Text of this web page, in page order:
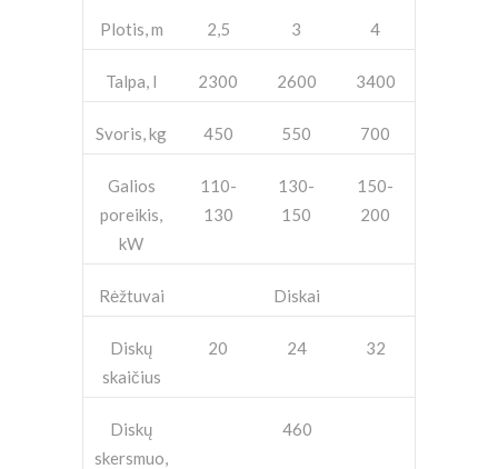
Plotis, m 2,5 3 4
Talpa, l 2300 2600 3400
Svoris, kg 450 550 700
Galios
poreikis,
kW
110-
130
130-
150
150-
200
Rėžtuvai Diskai
Diskų
skaičius
20 24 32
Diskų
skersmuo,
460